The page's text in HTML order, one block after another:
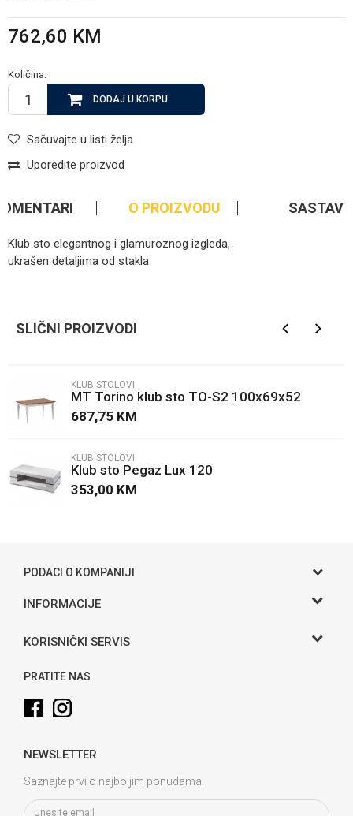
762,60 KM
Količina:
DODAJ U KORPU
Sačuvajte u listi želja
Uporedite proizvod
O PROIZVODU SASTAV
Klub sto elegantnog i glamuroznog izgleda,
ukrašen detaljima od stakla.
Poruka
SLIČNI PROIZVODI
KLUB STOLOVI
MT Torino klub sto TO-S2 100x69x52
687,75 KM
KLUB STOLOVI
Klub sto Pegaz Lux 120
353,00 KM
PODACI O KOMPANIJI
Gama S doo
Adresa
Telefon:
Email:
Račun
3381902212258898
PIB:
INFORMACIJE
O nama
KORISNIČKI SERVIS
Uslovi korišćenja i prodaje
Kako kupiti
Plaćanje karticama
Isporuka
PRATITE NAS
NEWSLETTER
Saznajte prvi o najboljim ponudama.